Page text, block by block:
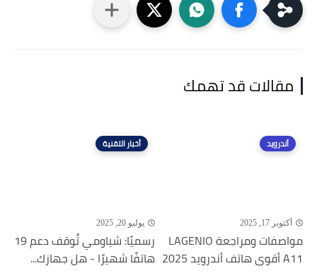
مقالات قد تهمك
أندرويد
أكتوبر 17, 2025
مواصفات ومراجعة LAGENIO
A11 أقوى هاتف أندرويد 2025
أخبار التقنية
يوليو 20, 2025
رسميًا: شياومي تُوقف دعم 19
هاتفًا شهيرًا - هل جهازك...